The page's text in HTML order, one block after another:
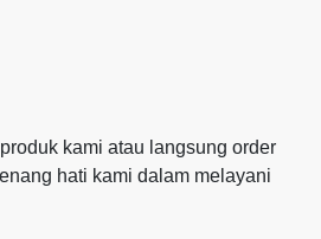
kami atau langsung order
hati kami dalam melayani